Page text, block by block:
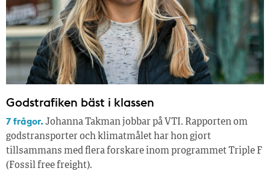
Godstrafiken bäst i klassen
7 frågor.Johanna Takman jobbar på VTI. Rapporten om
godstransporter och klimatmålet har hon gjort
tillsammans med flera forskare inom programmet Triple F
(Fossil free freight).